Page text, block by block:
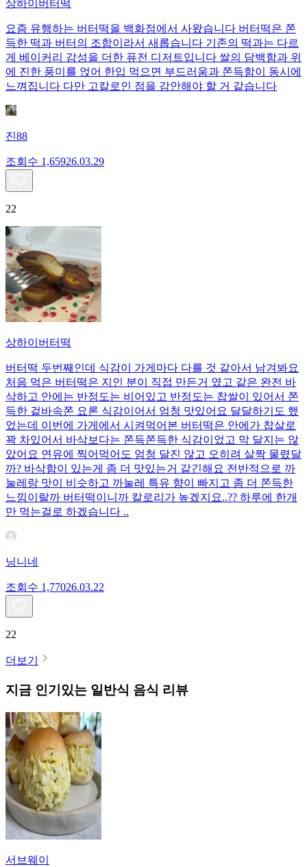
상하이버터떡
요즘 유행하는 버터떡을 백화점에서 사왔습니다 버터떡은 쫀
득한 떡과 버터의 조합이라서 새롭습니다 기존의 떡과는 다르
게 베이커리 감성을 더한 퓨전 디저트입니다 쌀의 담백함과 위
에 진한 풍미를 얹어 한입 먹으면 부드러움과 쫀득함이 동시에
느껴집니다 다만 고칼로인 점을 감안해야 할 거 같습니다
진88
조회수 1,65926.03.29
22
상하이버터떡
버터떡 두번째인데 식감이 가게마다 다를 것 같아서 남겨봐요
처음 먹은 버터떡은 지인 분이 직접 만든거 였고 같은 완전 바
삭하고 안에는 반정도는 비어있고 반정도는 찹쌀이 있어서 쫀
득한 겉바속쫀 요론 식감이어서 엄청 맛있어요 달달하기도 했
었는데 이번에 가게에서 시켜먹어본 버터떡은 안에가 찹살로
꽉 차있어서 바삭보다는 쫀득쫀득한 식감이었고 막 달지는 않
았어요 연유에 찍어먹어도 엄청 달진 않고 오히려 살짝 물렸달
까? 바삭함이 있는게 좀 더 맛있는거 같긴해요 전반적으로 까
눌레랑 맛이 비슷하고 까눌레 특유 향이 빠지고 좀 더 쫀득한
느낌이랄까 버터떡이니까 칼로리가 높겠지요..?? 하루에 한개
만 먹는걸로 하겠습니다 ..
닝니네
조회수 1,77026.03.22
22
더보기
지금 인기있는 일반식 음식 리뷰
서브웨이